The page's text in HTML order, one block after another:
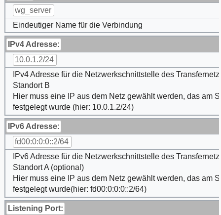
wg_server
Eindeutiger Name für die Verbindung
IPv4 Adresse:
10.0.1.2/24
IPv4 Adresse für die Netzwerkschnittstelle des
Standort B
Hier muss eine IP aus dem Netz gewählt werden, das am
festgelegt wurde (hier: 10.0.1.2/24)
IPv6 Adresse:
fd00:0:0:0::2/64
IPv6 Adresse für die Netzwerkschnittstelle des
Standort A (optional)
Hier muss eine IP aus dem Netz gewählt werden, das am
festgelegt wurde(hier: fd00:0:0:0::2/64)
Listening Port: